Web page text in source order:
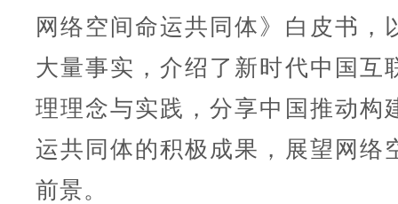
网络空间命运共同体》白皮书，
大量事实，介绍了新时代中国互
理理念与实践，分享中国推动构
运共同体的积极成果，展望网络
前景。